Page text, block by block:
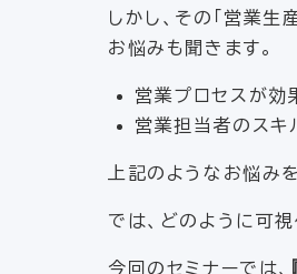
しかし、その「営業
お悩みも聞きます。
営業プロセスが効
営業担当者のスキ
上記のようなお悩み
では、どのように可
今回のセミナーでは、